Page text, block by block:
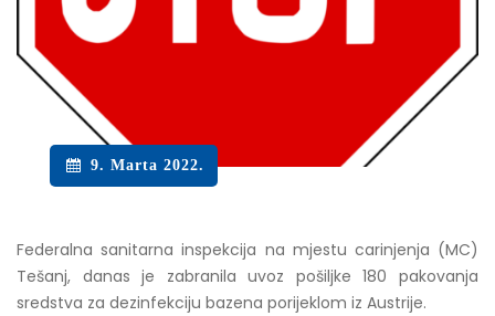
9. Marta 2022.
Federalna sanitarna inspekcija na mjestu carinjenja (MC)
Tešanj, danas je zabranila uvoz pošiljke 180 pakovanja
sredstva za dezinfekciju bazena porijeklom iz Austrije.